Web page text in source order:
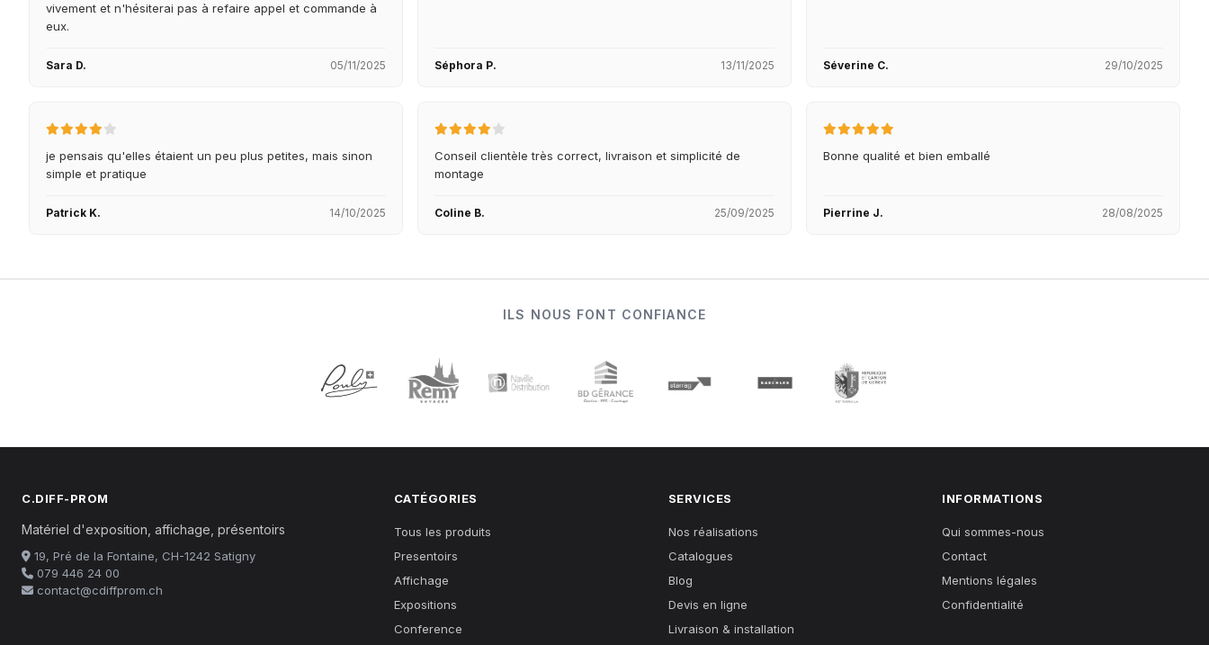
vivement et n'hésiterai pas à refaire appel et commande à
eux.
Sara D. 05/11/2025 Séphora P. 13/11/2025 Séverine C. 29/10/2025
je pensais qu'elles étaient un peu plus petites, mais sinon
simple et pratique
Patrick K. 14/10/2025
Conseil clientèle très correct, livraison et simplicité de
montage
Coline B. 25/09/2025
Bonne qualité et bien emballé
Pierrine J. 28/08/2025
ILS NOUS FONT CONFIANCE
C.DIFF-PROM
Matériel d'exposition, affichage, présentoirs
19, Pré de la Fontaine, CH-1242 Satigny
079 446 24 00
contact@cdiffprom.ch
CATÉGORIES
Tous les produits
Presentoirs
Affichage
Expositions
Conference
SERVICES
Nos réalisations
Catalogues
Blog
Devis en ligne
Livraison & installation
INFORMATIONS
Qui sommes-nous
Contact
Mentions légales
Confidentialité